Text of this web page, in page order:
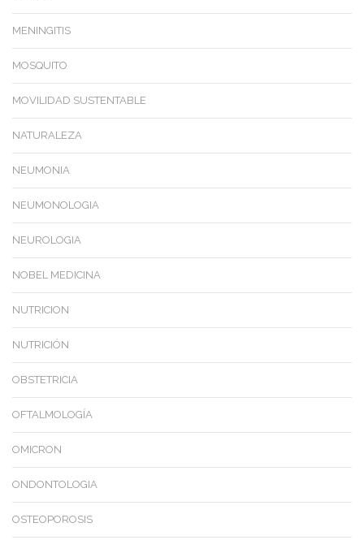
MENINGITIS
MOSQUITO
MOVILIDAD SUSTENTABLE
NATURALEZA
NEUMONIA
NEUMONOLOGIA
NEUROLOGIA
NOBEL MEDICINA
NUTRICION
NUTRICIÓN
OBSTETRICIA
OFTALMOLOGÍA
OMICRON
ONDONTOLOGIA
OSTEOPOROSIS